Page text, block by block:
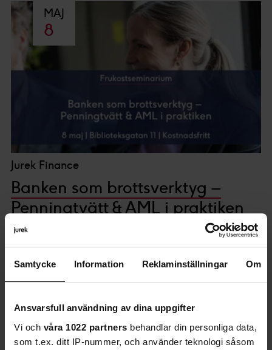
Samtycke Information Reklaminställningar Om
Ansvarsfull användning av dina uppgifter
Vi och våra 1022 partners behandlar din personliga data,
som t.ex. ditt IP-nummer, och använder teknologi såsom
MAJ
8
Jurek Finance
Banken som brottsverktyg –
Penningtvätt & AML i praktiken
utforskar hur banker och finansinstitut kan utnyttjas som